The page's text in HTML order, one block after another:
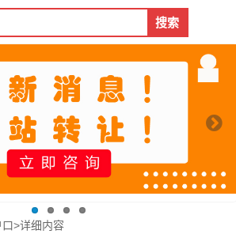
搜索
口>详细内容